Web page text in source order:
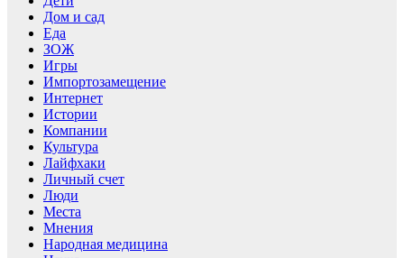
Дом и сад
Еда
ЗОЖ
Игры
Импортозамещение
Интернет
Истории
Компании
Культура
Лайфхаки
Личный счет
Люди
Места
Мнения
Народная медицина